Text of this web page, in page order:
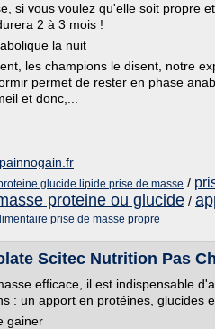
si vous voulez qu'elle soit propre
2 à 3 mois !
la nuit
les champions le disent, notre
permet de rester en phase
et donc,...
glucide lipide prise de masse /
proteine ou glucide /
prise de masse propre
Scitec Nutrition Pas
efficace, il est indispensable
: un apport en protéines, glucides
gainer